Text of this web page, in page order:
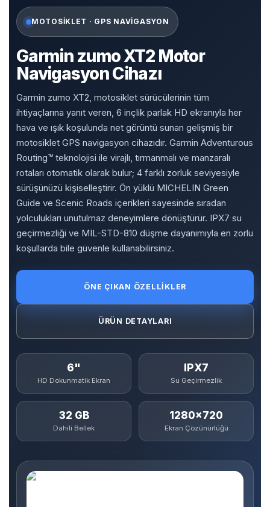
MOTOSIKLET · GPS NAVIGASYON
Garmin zumo XT2 Motor
Navigasyon Cihazı
Garmin zumo XT2, motosiklet sürücülerinin tüm
ihtiyaçlarına yanıt veren, 6 inçlik parlak HD ekranıyla her
hava ve ışık koşulunda net görüntü sunan gelişmiş bir
motosiklet GPS navigasyon cihazıdır. Garmin Adventurous
Routing™ teknolojisi ile virajlı, tırmanmalı ve manzaralı
rotaları otomatik olarak bulur; 4 farklı zorluk seviyesiyle
sürüşünüzü kişiselleştirir. Ön yüklü MICHELIN Green
Guide ve Scenic Roads içerikleri sayesinde sıradan
yolculukları unutulmaz deneyimlere dönüştürür. IPX7 su
geçirmezliği ve MIL-STD-810 düşme dayanımıyla en zorlu
koşullarda bile güvenle kullanabilirsiniz.
ÖNE ÇIKAN ÖZELLIKLER
ÜRÜN DETAYLARI
6"
HD Dokunmatik Ekran
IPX7
Su Geçirmezlik
32 GB
Dahili Bellek
1280×720
Ekran Çözünürlüğü